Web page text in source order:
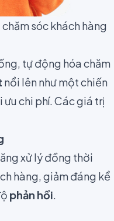
sóc khách hàng
tự động hóa chăm
nổi lên như một chiến
ưu chi phí. Các giá trị
xử lý đồng thời
hàng, giảm đáng kể
phản hồi.